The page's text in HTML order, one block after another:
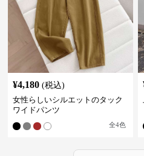
¥4,180 (税込)
女性らしいシルエットのタック
ワイドパンツ
全4色